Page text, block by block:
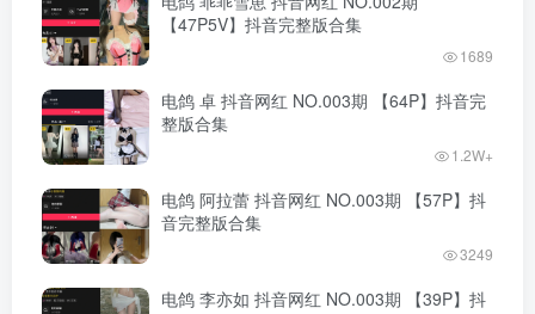
【47P5V】抖音完整版合集
1689
电鸽 卓 抖音网红 NO.003期 【64P】抖音完
整版合集
1.2W+
电鸽 阿拉蕾 抖音网红 NO.003期 【57P】抖
音完整版合集
3249
电鸽 李亦如 抖音网红 NO.003期 【39P】抖